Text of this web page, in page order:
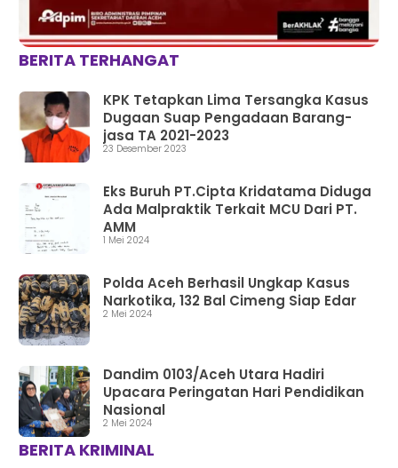
BERITA TERHANGAT
KPK Tetapkan Lima Tersangka Kasus
Dugaan Suap Pengadaan Barang-
jasa TA 2021-2023
23 Desember 2023
Eks Buruh PT.Cipta Kridatama Diduga
Ada Malpraktik Terkait MCU Dari PT.
AMM
1 Mei 2024
Polda Aceh Berhasil Ungkap Kasus
Narkotika, 132 Bal Cimeng Siap Edar
2 Mei 2024
Dandim 0103/Aceh Utara Hadiri
Upacara Peringatan Hari Pendidikan
Nasional
2 Mei 2024
BERITA KRIMINAL